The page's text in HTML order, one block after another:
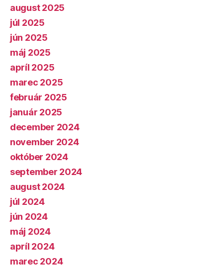
august 2025
júl 2025
jún 2025
máj 2025
apríl 2025
marec 2025
február 2025
január 2025
december 2024
november 2024
október 2024
september 2024
august 2024
júl 2024
jún 2024
máj 2024
apríl 2024
marec 2024